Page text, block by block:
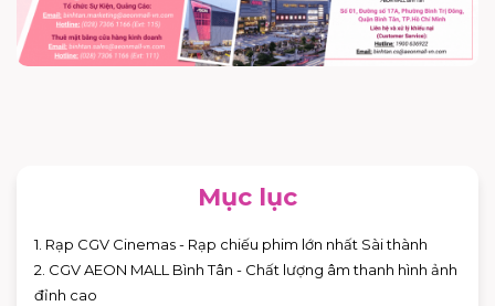
Mục lục
1. Rạp CGV Cinemas - Rạp chiếu phim lớn nhất Sài thành
2. CGV AEON MALL Bình Tân - Chất lượng âm thanh hình ảnh
đỉnh cao